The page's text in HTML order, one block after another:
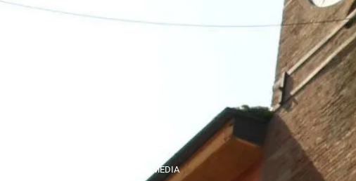
DAI MEDIA